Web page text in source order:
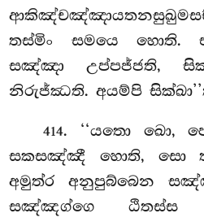
තස්මිං සමයෙ හොති.
සඤ්ඤා උප්පජ්ජති,
නිරුජ්ඣති. අයම්පි
414. ‘‘යතො ඛො,
සකසඤ්ඤී හොති, සො
අමුත්ර අනුපුබ්බෙන
සඤ්ඤග්ගෙ